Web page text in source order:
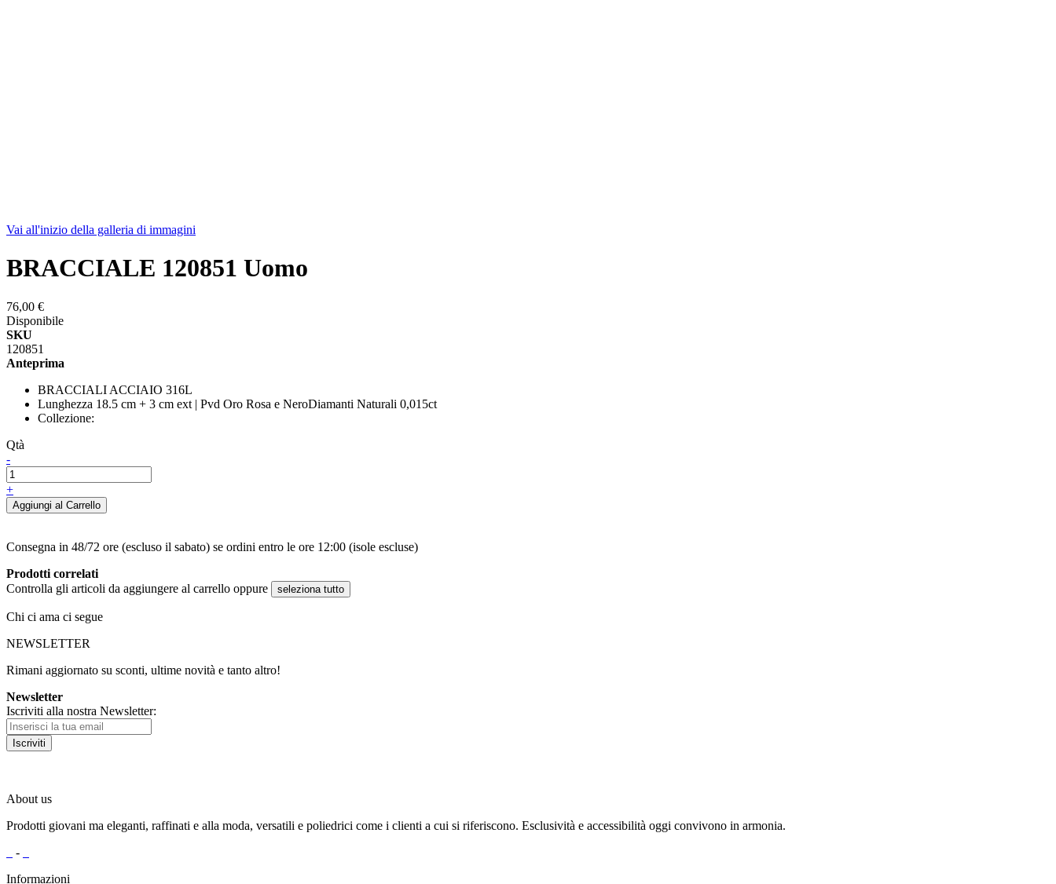
Vai all'inizio della galleria di immagini
BRACCIALE 120851 Uomo
76,00 €
Disponibile
SKU
120851
Anteprima
BRACCIALI ACCIAIO 316L
Lunghezza 18.5 cm + 3 cm ext | Pvd Oro Rosa e NeroDiamanti Naturali 0,015ct
Collezione:
Qtà
-
+
Aggiungi al Carrello
Consegna in 48/72 ore (escluso il sabato) se ordini entro le ore 12:00 (isole escluse)
Prodotti correlati
Controlla gli articoli da aggiungere al carrello oppure
seleziona tutto
Chi ci ama ci segue
NEWSLETTER
Rimani aggiornato su sconti, ultime novità e tanto altro!
Newsletter
Iscriviti alla nostra Newsletter:
Iscriviti
About us
Prodotti giovani ma eleganti, raffinati e alla moda, versatili e poliedrici come i clienti a cui si riferiscono. Esclusività e accessibilità oggi convivono in armonia.
-
Informazioni